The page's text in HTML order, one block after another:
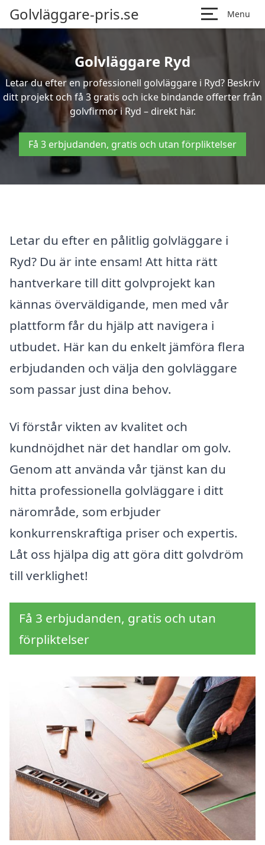
Golvläggare-pris.se Menu
Golvläggare Ryd
Letar du efter en professionell golvläggare i Ryd? Beskriv
ditt projekt och få 3 gratis och icke bindande offerter från
golvfirmor i Ryd – direkt här.
Få 3 erbjudanden, gratis och utan förpliktelser
Letar du efter en pålitlig golvläggare i
Ryd? Du är inte ensam! Att hitta rätt
hantverkare till ditt golvprojekt kan
kännas överväldigande, men med vår
plattform får du hjälp att navigera i
utbudet. Här kan du enkelt jämföra flera
erbjudanden och välja den golvläggare
som passar just dina behov.
Vi förstår vikten av kvalitet och
kundnöjdhet när det handlar om golv.
Genom att använda vår tjänst kan du
hitta professionella golvläggare i ditt
närområde, som erbjuder
konkurrenskraftiga priser och expertis.
Låt oss hjälpa dig att göra ditt golvdröm
till verklighet!
Få 3 erbjudanden, gratis och utan
förpliktelser